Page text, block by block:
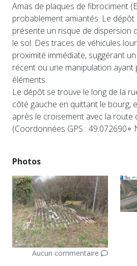
Amas de plaques de fibrociment
probablement amiantés. Le
présente un risque de dispersion
le sol. Des traces de véhicules
proximité immédiate, suggérant
récent ou une manipulation ayant
éléments.
Le dépôt se trouve le long de la
côté gauche en quittant le bourg,
après le croisement avec la route
(Coordonnées GPS : 49.072690∘
Photos
Aucun commentaire